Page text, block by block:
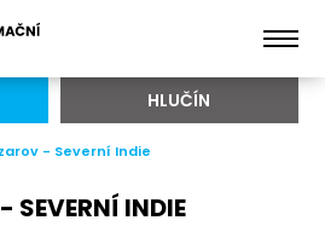
HLUČÍN
- Severní Indie
SEVERNÍ INDIE